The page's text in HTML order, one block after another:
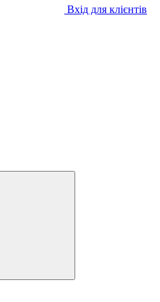
Вхід для клієнтів